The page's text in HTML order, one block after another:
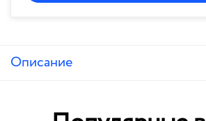
Описание